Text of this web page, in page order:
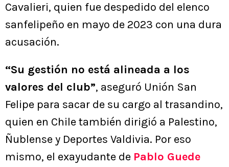
Cavalieri, quien fue despedido del elenco
sanfelipeño en mayo de 2023 con una dura
acusación.
“Su gestión no está alineada a los
valores del club”, aseguró Unión San
Felipe para sacar de su cargo al trasandino,
quien en Chile también dirigió a Palestino,
Ñublense y Deportes Valdivia. Por eso
mismo, el exayudante de Pablo Guede